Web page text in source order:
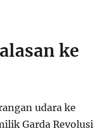
ke
udara ke
Garda Revolusi